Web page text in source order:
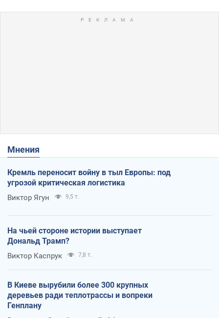
Мнения
Кремль переносит войну в тыл Европы: под
угрозой критическая логистика
Виктор Ягун 9,5 т.
На чьей стороне истории выступает
Дональд Трамп?
Виктор Каспрук 7,8 т.
В Киеве вырубили более 300 крупных
деревьев ради теплотрассы и вопреки
Генплану